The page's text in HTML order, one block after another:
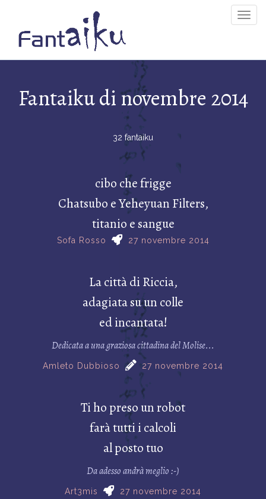
Fantaiku di novembre 2014
32 fantaiku
cibo che frigge
Chatsubo e Yeheyuan Filters,
titanio e sangue
Sofa Rosso 27 novembre 2014
La città di Riccia,
adagiata su un colle
ed incantata!
Dedicata a una graziosa cittadina del Molise...
Amleto Dubbioso 27 novembre 2014
Ti ho preso un robot
farà tutti i calcoli
al posto tuo
Da adesso andrà meglio :-)
Art3mis 27 novembre 2014